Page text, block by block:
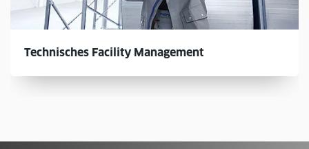
Technisches Facility Management